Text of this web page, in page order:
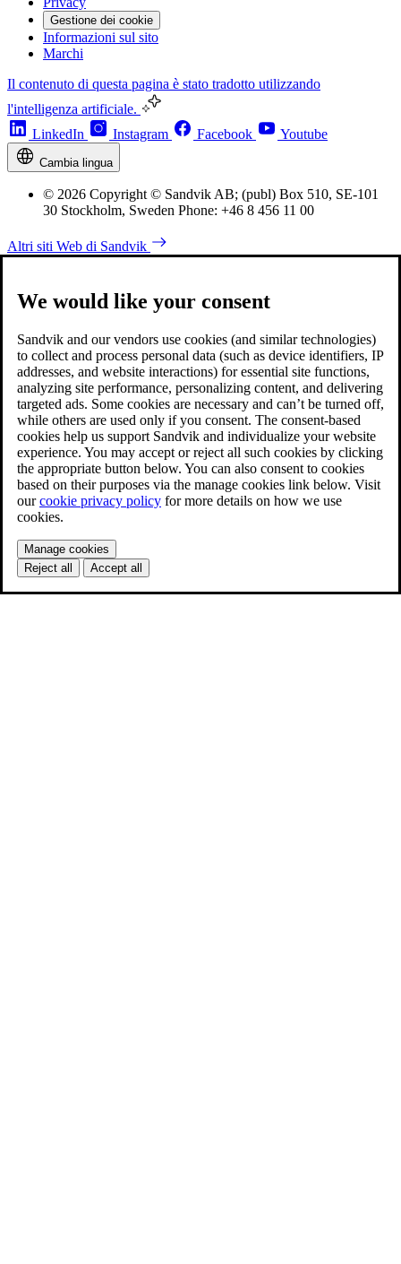
Gestione dei cookie
Informazioni sul sito
Marchi
Il contenuto di questa pagina è stato tradotto utilizzando
l'intelligenza artificiale.
LinkedIn
Instagram Facebook Youtube
Cambia lingua
© 2026 Copyright © Sandvik AB; (publ) Box 510, SE-101
30 Stockholm, Sweden Phone: +46 8 456 11 00
Altri siti Web di Sandvik
We would like your consent
Sandvik and our vendors use cookies (and similar technologies)
to collect and process personal data (such as device identifiers, IP
addresses, and website interactions) for essential site functions,
analyzing site performance, personalizing content, and delivering
targeted ads. Some cookies are necessary and can’t be turned off,
while others are used only if you consent. The consent-based
cookies help us support Sandvik and individualize your website
experience. You may accept or reject all such cookies by clicking
the appropriate button below. You can also consent to cookies
based on their purposes via the manage cookies link below. Visit
ourcookie privacy policy for more details on how we use
cookies.
Manage cookies
Reject all
Accept all